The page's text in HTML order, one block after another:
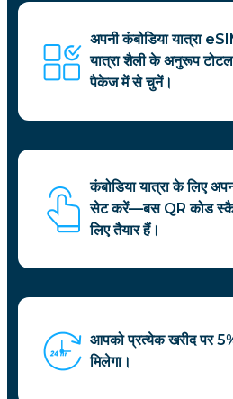
अपनी कंबोडिया यात्रा
यात्रा शैली के अनुरूप
पैकेज में से चुनें।
कंबोडिया यात्रा के लिए
सेट करें—बस QR कोड
लिए तैयार हैं।
आपको प्रत्येक खरीद पर
मिलेगा।